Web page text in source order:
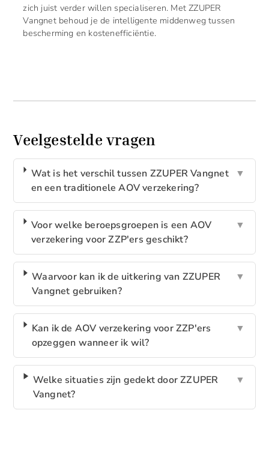
zich juist verder willen specialiseren. Met ZZUPER
Vangnet behoud je de intelligente middenweg tussen
bescherming en kostenefficiëntie.
Veelgestelde vragen
Wat is het verschil tussen ZZUPER Vangnet
en een traditionele AOV verzekering?
▼
Voor welke beroepsgroepen is een AOV
verzekering voor ZZP'ers geschikt?
▼
Waarvoor kan ik de uitkering van ZZUPER
Vangnet gebruiken?
▼
Kan ik de AOV verzekering voor ZZP'ers
opzeggen wanneer ik wil?
▼
Welke situaties zijn gedekt door ZZUPER
Vangnet?
▼